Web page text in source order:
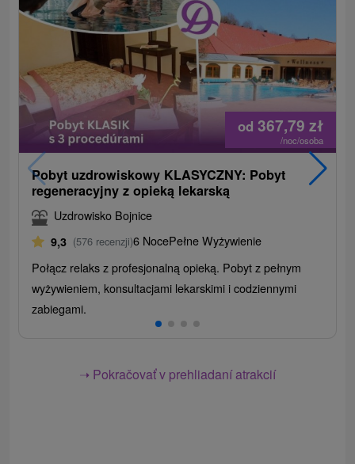
od 367,79zł
/noc/osoba
Pobyt uzdrowiskowy KLASYCZNY: Pobyt
regeneracyjny z opieką lekarską
Uzdrowisko Bojnice
9,3 (576 recenzji)6 NocePełne Wyżywienie
Połącz relaks z profesjonalną opieką. Pobyt z pełnym
wyżywieniem, konsultacjami lekarskimi i codziennymi
zabiegami.
➝ Pokračovať v prehliadaní atrakcií